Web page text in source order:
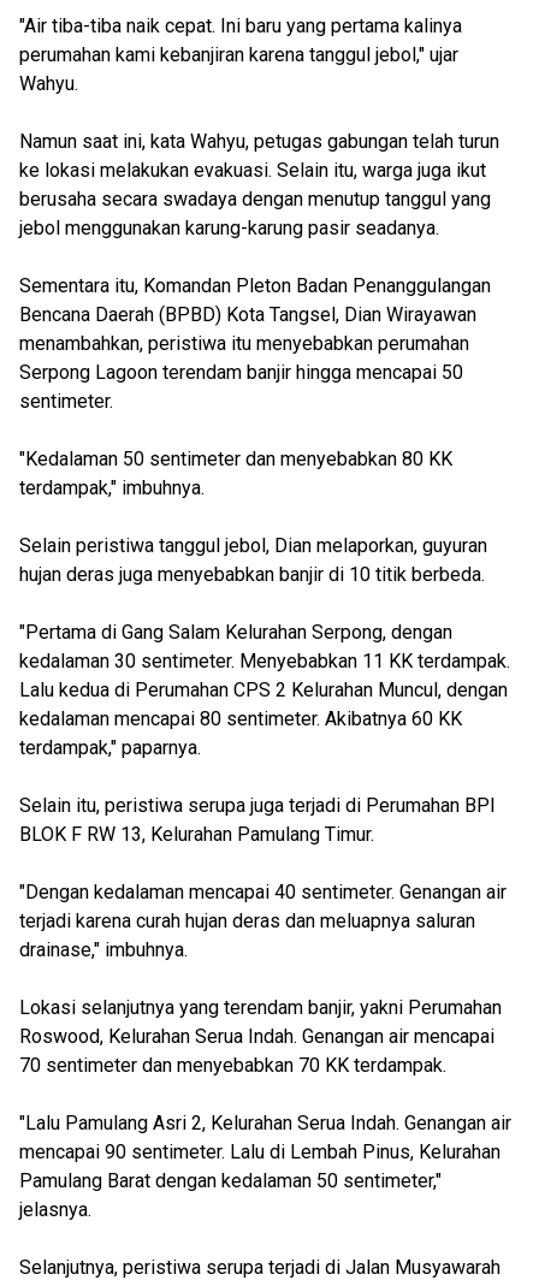
"Air tiba-tiba naik cepat. Ini baru yang pertama kalinya
perumahan kami kebanjiran karena tanggul jebol," ujar
Wahyu.
Namun saat ini, kata Wahyu, petugas gabungan telah turun
ke lokasi melakukan evakuasi. Selain itu, warga juga ikut
berusaha secara swadaya dengan menutup tanggul yang
jebol menggunakan karung-karung pasir seadanya.
Sementara itu, Komandan Pleton Badan Penanggulangan
Bencana Daerah (BPBD) Kota Tangsel, Dian Wirayawan
menambahkan, peristiwa itu menyebabkan perumahan
Serpong Lagoon terendam banjir hingga mencapai 50
sentimeter.
"Kedalaman 50 sentimeter dan menyebabkan 80 KK
terdampak," imbuhnya.
Selain peristiwa tanggul jebol, Dian melaporkan, guyuran
hujan deras juga menyebabkan banjir di 10 titik berbeda.
"Pertama di Gang Salam Kelurahan Serpong, dengan
kedalaman 30 sentimeter. Menyebabkan 11 KK terdampak.
Lalu kedua di Perumahan CPS 2 Kelurahan Muncul, dengan
kedalaman mencapai 80 sentimeter. Akibatnya 60 KK
terdampak," paparnya.
Selain itu, peristiwa serupa juga terjadi di Perumahan BPI
BLOK F RW 13, Kelurahan Pamulang Timur.
"Dengan kedalaman mencapai 40 sentimeter. Genangan air
terjadi karena curah hujan deras dan meluapnya saluran
drainase," imbuhnya.
Lokasi selanjutnya yang terendam banjir, yakni Perumahan
Roswood, Kelurahan Serua Indah. Genangan air mencapai
70 sentimeter dan menyebabkan 70 KK terdampak.
"Lalu Pamulang Asri 2, Kelurahan Serua Indah. Genangan air
mencapai 90 sentimeter. Lalu di Lembah Pinus, Kelurahan
Pamulang Barat dengan kedalaman 50 sentimeter,"
jelasnya.
Selanjutnya, peristiwa serupa terjadi di Jalan Musyawarah